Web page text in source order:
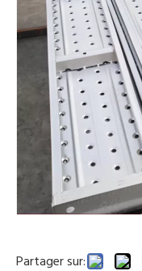
Partager sur: